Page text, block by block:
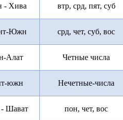
- Хива втр, срд, пят, суб
Южн срд, чет, суб, вос
Алат Четные числа
южн Нечетные-числа
Шават пон, чет, вос